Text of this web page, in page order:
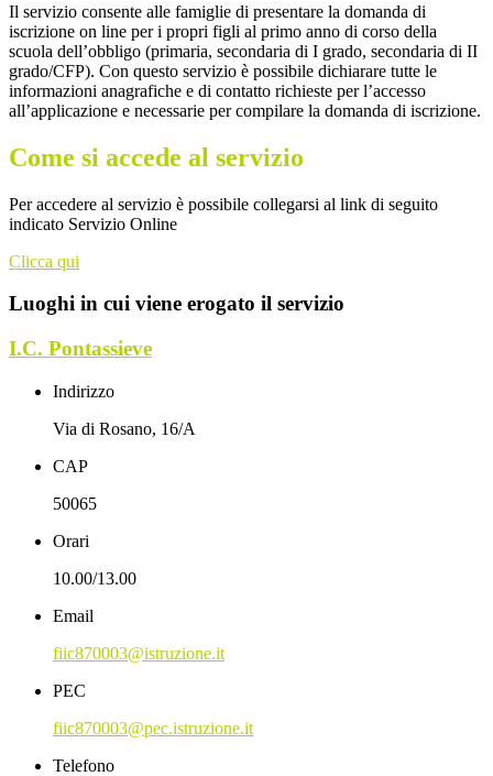
Il servizio consente alle famiglie di presentare la domanda di
iscrizione on line per i propri figli al primo anno di corso della
scuola dell’obbligo (primaria, secondaria di I grado, secondaria di II
grado/CFP). Con questo servizio è possibile dichiarare tutte le
informazioni anagrafiche e di contatto richieste per l’accesso
all’applicazione e necessarie per compilare la domanda di iscrizione.
Come si accede al servizio
Per accedere al servizio è possibile collegarsi al link di seguito
indicato Servizio Online
Clicca qui
Luoghi in cui viene erogato il servizio
I.C. Pontassieve
Indirizzo
Via di Rosano, 16/A
CAP
50065
Orari
10.00/13.00
Email
fiic870003@istruzione.it
PEC
fiic870003@pec.istruzione.it
Telefono